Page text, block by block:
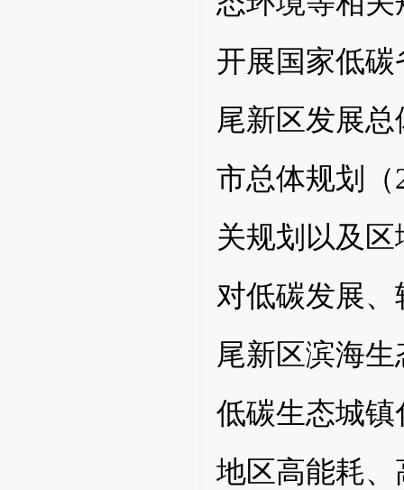
开展国家低
尾新区发展总
市总体规划（
关规划以及
对低碳发展
尾新区滨海
低碳生态城
地区高能耗